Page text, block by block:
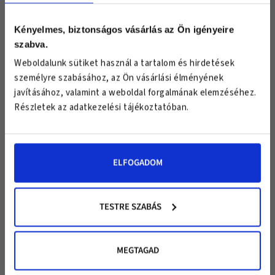
Kényelmes, biztonságos vásárlás az Ön igényeire
szabva.
Weboldalunk sütiket használ a tartalom és hirdetések
személyre szabásához, az Ön vásárlási élményének
javításához, valamint a weboldal forgalmának elemzéséhez.
Részletek az adatkezelési tájékoztatóban.
ELFOGADOM
TESTRE SZABÁS
MEGTAGAD
2026.08.12
MEGNÉZEM MEGNÉZEM
← 1 2 3 4 5 6 7 →
Vásárlóink mondták
Van számodra egy különleges meglepetésünk!
és válassz egy ajándékot!
Email
EZT VÁLASZTOM
*Az "Ezt választom" gombra kattintva elfogadod az USA medicaladatkezelési
leiratkozhatsz. A kuponkódot a megadott email címre küldjük, a rá vonatkozó